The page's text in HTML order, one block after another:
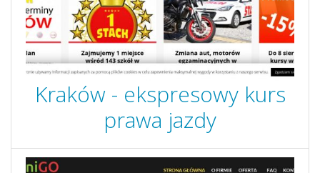
Kraków - ekspresowy kurs
prawa jazdy